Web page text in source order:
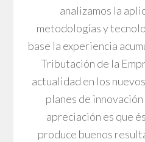
analizamos la
metodologías y
base la experiencia
Tributación de la
actualidad en los
planes de
apreciación es que
produce buenos